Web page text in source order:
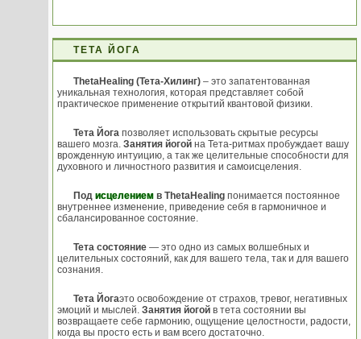
ТЕТА ЙОГА
ТhetaHealing (Тета-Хилинг) – это запатентованная
уникальная технология, которая представляет собой
практическое применение открытий квантовой физики.
Тета Йога позволяет использовать скрытые ресурсы
вашего мозга. Занятия йогой на Тета-ритмах пробуждает вашу
врожденную интуицию, а так же целительные способности для
духовного и личностного развития и самоисцеления.
Под исцелением в ThetaHealing понимается постоянное
внутреннее изменение, приведение себя в гармоничное и
сбалансированное состояние.
Тета состояние — это одно из самых волшебных и
целительных состояний, как для вашего тела, так и для вашего
сознания.
Тета Йогаэто освобождение от страхов, тревог, негативных
эмоций и мыслей. Занятия йогой в тета состоянии вы
возвращаете себе гармонию, ощущение целостности, радости,
когда вы просто есть и вам всего достаточно.